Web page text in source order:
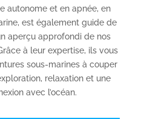
autonome et en apnée, en
est également guide de
aperçu approfondi de nos
à leur expertise, ils vous
sous-marines à couper
relaxation et une
avec l’océan.